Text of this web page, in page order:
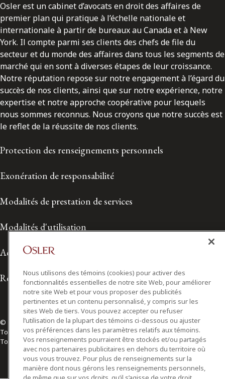
Osler est un cabinet d’avocats en droit des affaires de
premier plan qui pratique à l’échelle nationale et
internationale à partir de bureaux au Canada et à New
York. Il compte parmi ses clients des chefs de file du
secteur et du monde des affaires dans tous les segments de
marché qui en sont à diverses étapes de leur croissance.
Notre réputation repose sur notre engagement à l’égard du
succès de nos clients, ainsi que sur notre expérience, notre
expertise et notre approche coopérative pour lesquels
nous sommes reconnus. Nous croyons que notre succès est
le reflet de la réussite de nos clients.
Protection des renseignements personnels
Exonération de responsabilité
Modalités de prestation de services
Modalités d'utilisation
Accessibilité
Relations avec les médias
© 2026 Osler, Hoskin & Harcourt S.E.N.C.R.L./s.r.l.
Tous droits réservés
Toronto | Montréal | Calgary | Vancouver | Ottawa | New York
Nous utilisons des témoins (cookies) pour activer des
fonctionnalités essentielles de notre site Web, pour améliorer
notre site Web et pour vous proposer des publicités
pertinentes et un contenu personnalisé, y compris sur les
sites Web de tiers. Vous pouvez accepter ou refuser
l’utilisation de la plupart des témoins ci-dessous ou ajuster
vos préférences dans les paramètres relatifs aux témoins.
Vos renseignements pourraient être stockés et/ou partagés
avec nos partenaires publicitaires en dehors du territoire où
vous vous trouvez. Pour plus de renseignements sur la
manière dont nous gérons les renseignements personnels,